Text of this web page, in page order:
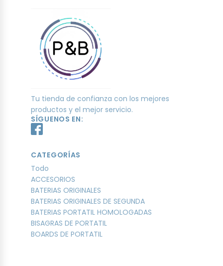
Tu tienda de confianza con los mejores
productos y el mejor servicio.
SÍGUENOS EN:
CATEGORÍAS
Todo
ACCESORIOS
BATERIAS ORIGINALES
BATERIAS ORIGINALES DE SEGUNDA
BATERIAS PORTATIL HOMOLOGADAS
BISAGRAS DE PORTATIL
BOARDS DE PORTATIL